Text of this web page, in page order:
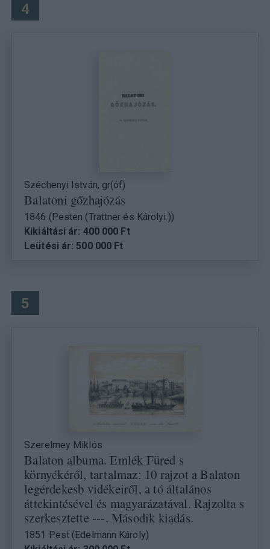
4
Széchenyi István, gr(óf)
Balatoni gőzhajózás
1846 (Pesten (Trattner és Károlyi.))
Kikiáltási ár: 400 000 Ft
Leütési ár: 500 000 Ft
5
Szerelmey Miklós
Balaton albuma. Emlék Füred s
környékéről, tartalmaz: 10 rajzot a Balaton
legérdekesb vidékeiről, a tó általános
áttekintésével és magyarázatával. Rajzolta s
szerkesztette ---. Második kiadás.
1851 Pest (Edelmann Károly)